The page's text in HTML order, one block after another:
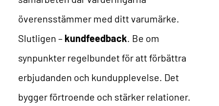
överensstämmer med ditt varumärke.
Slutligen – kundfeedback . Be om
synpunkter regelbundet för att förbättra
erbjudanden och kundupplevelse. Det
bygger förtroende och stärker relationer.